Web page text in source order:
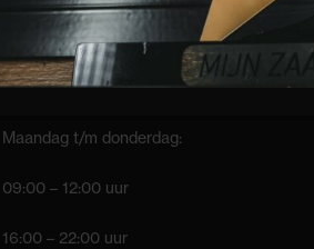
OPENINGSTIJDEN
Bar/balie:
Maandag t/m donderdag:
09:00 – 12:00 uur
16:00 – 22:00 uur